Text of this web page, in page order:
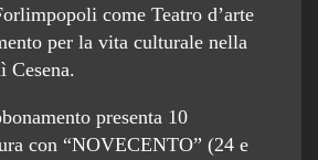
come Teatro d’arte
per la vita culturale nella
Cesena.
presenta 10
con “NOVECENTO” (24 e